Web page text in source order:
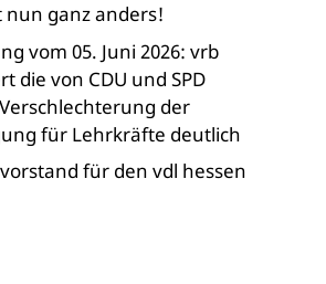
nun ganz anders!
vom 05. Juni 2026: vrb
die von CDU und SPD
der
für Lehrkräfte deutlich
für den vdl hessen